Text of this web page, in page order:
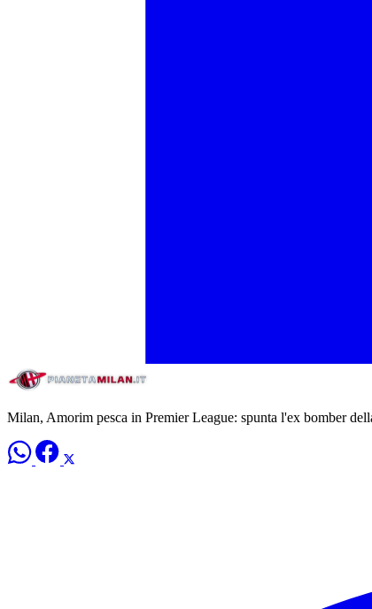
Milan, Amorim pesca in Premier League: spunta l'ex bomber